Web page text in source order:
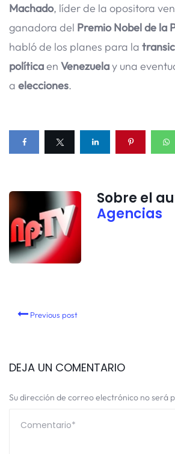
Machado, líder de la opositora
ganadora del Premio Nobel de la
habló de los planes para la
políticaen Venezuelay una
a elecciones.
Sobre el
Agencias
Previous post
DEJA UN COMENTARIO
Su dirección de correo electrónico no será